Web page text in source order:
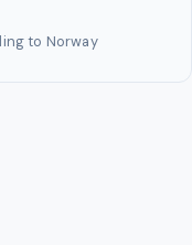
to Norway